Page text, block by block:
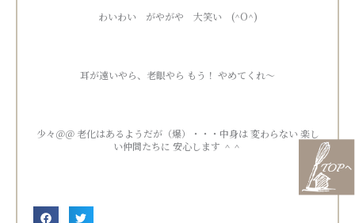
わいわい がやがや 大笑い (^O^)
耳が遠いやら、老眼やら もう！ やめてくれ～
少々＠＠ 老化はあるようだが（爆）・・・中身は 変わらない 楽し
い仲間たちに 安心します ＾＾